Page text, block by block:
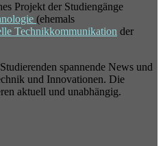
Projekt der Studiengänge
(ehemals
Technikkommunikation der
spannende News und
und Innovationen. Die
aktuell und unabhängig.